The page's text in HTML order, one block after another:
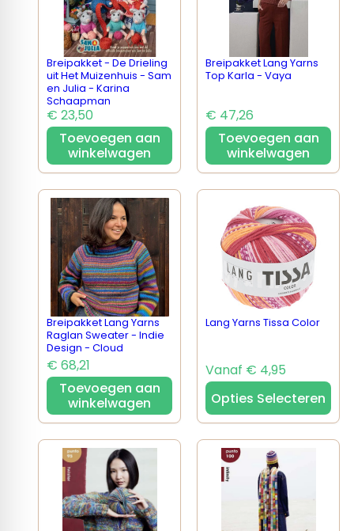
Breipakket - De Drieling
uit Het Muizenhuis - Sam
en Julia - Karina
Schaapman
€ 23,50
Toevoegen aan
winkelwagen
Breipakket Lang Yarns
Top Karla - Vaya
€ 47,26
Toevoegen aan
winkelwagen
Breipakket Lang Yarns
Raglan Sweater - Indie
Design - Cloud
€ 68,21
Toevoegen aan
winkelwagen
Lang Yarns Tissa Color
Vanaf € 4,95
Opties Selecteren